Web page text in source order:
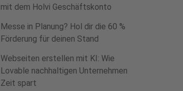
mit dem Holvi Geschäftskonto
Messe in Planung? Hol dir die 60 %
Förderung für deinen Stand
Webseiten erstellen mit KI: Wie
Lovable nachhaltigen Unternehmen
Zeit spart